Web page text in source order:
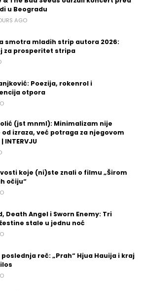
u Beogradu
AGO
smotra mladih strip autora 2026:
za prosperitet stripa
Poezija, rokenrol i
otpora
(jst mnml): Minimalizam nije
izraza, već potraga za njegovom
INTERVJU
koje (ni)ste znali o filmu „Širom
očiju“
Death Angel i Sworn Enemy: Tri
stale u jednu noć
poslednja reč: „Prah“ Hjua Hauija i kraj